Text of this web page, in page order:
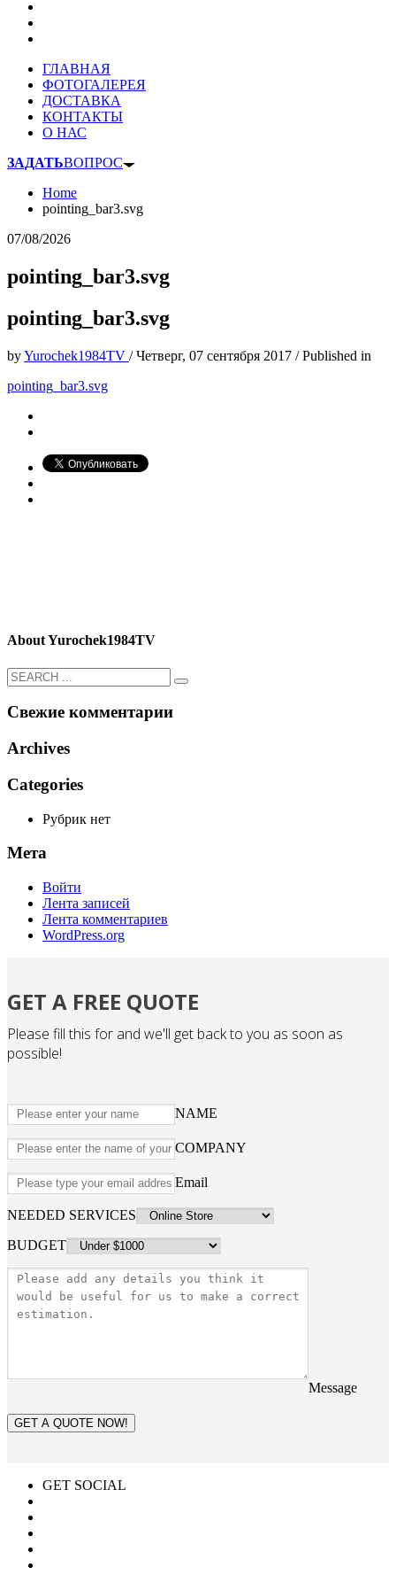
ГЛАВНАЯ
ФОТОГАЛЕРЕЯ
ДОСТАВКА
КОНТАКТЫ
О НАС
ЗАДАТЬВОПРОС
Home
pointing_bar3.svg
07/08/2026
pointing_bar3.svg
pointing_bar3.svg
byYurochek1984TV /Четверг, 07 сентября 2017 /Published in
pointing_bar3.svg
AboutYurochek1984TV
Свежие комментарии
Archives
Categories
Рубрик нет
Мета
Войти
Лента записей
Лента комментариев
WordPress.org
GET A FREE QUOTE
Please fill this for and we'll get back to you as soon as
possible!
NAME
COMPANY
Email
NEEDED SERVICES
BUDGET
Message
GET A QUOTE NOW!
GET SOCIAL